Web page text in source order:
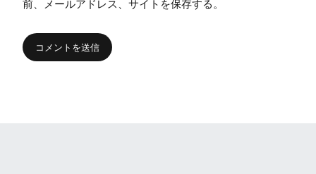
前、メールアドレス、サイトを保存する。